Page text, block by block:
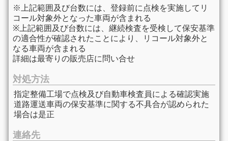
※上記範囲及び台数には、登録前に点検を実施してリ
コール対象外となった車両が含まれる
※上記範囲及び台数には、継続検査を受検して保安基準
の適合性が確認されたことにより、リコール対象外と
なる車両が含まれる
詳細は最寄りの販売店に問い合せ
対処方法
指定整備工場で点検及び自動車検査員による確認実施
道路運送車両の保安基準に関する不具合が認められた
場合は是正
連絡先